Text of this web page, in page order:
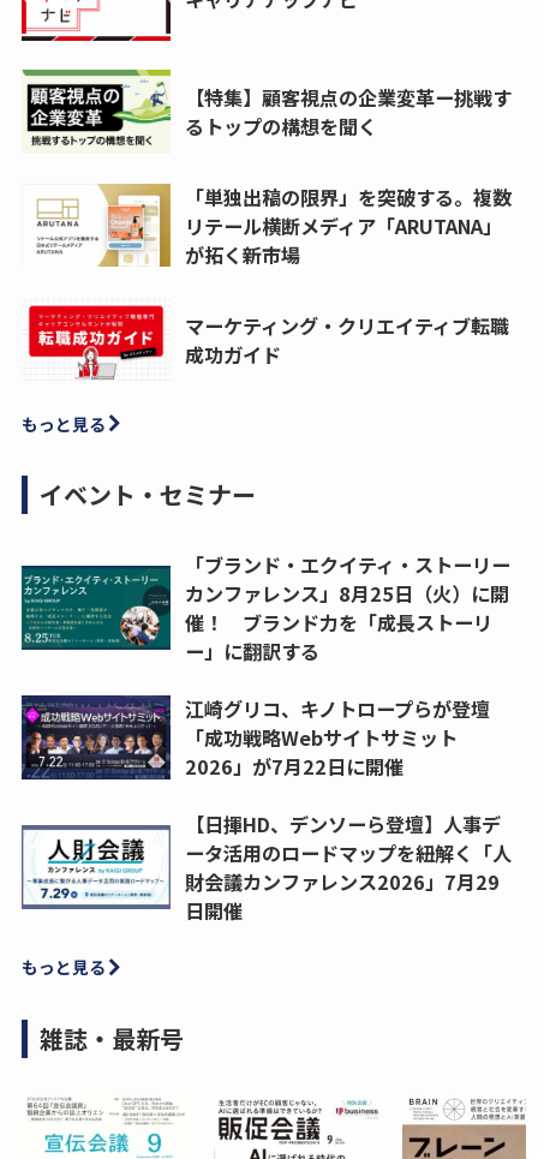
【特集】顧客視点の企業変革ー挑戦す
るトップの構想を聞く
「単独出稿の限界」を突破する。複数
リテール横断メディア「ARUTANA」
が拓く新市場
マーケティング・クリエイティブ転職
成功ガイド
もっと見る
イベント・セミナー
「ブランド・エクイティ・ストーリー
カンファレンス」8月25日（火）に開
催！ ブランド力を「成長ストーリ
ー」に翻訳する
江崎グリコ、キノトロープらが登壇
「成功戦略Webサイトサミット
2026」が7月22日に開催
【日揮HD、デンソーら登壇】人事デ
ータ活用のロードマップを紐解く「人
財会議カンファレンス2026」7月29
日開催
もっと見る
雑誌・最新号